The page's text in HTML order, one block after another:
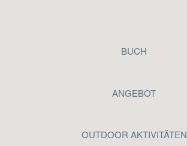
BUCH
ANGEBOT
OUTDOOR AKTIVITÄTEN